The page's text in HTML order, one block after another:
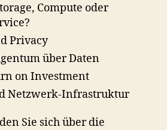
Compute oder
Privacy
über Daten
on Investment
Netzwerk-Infrastruktur
Sie sich über die